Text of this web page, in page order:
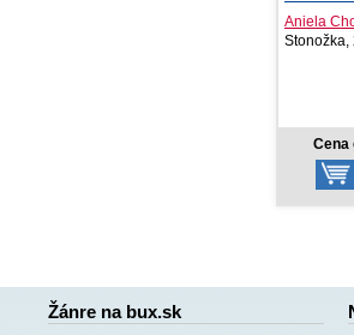
Natália
IKAR,
Cena
Žánre na bux.sk